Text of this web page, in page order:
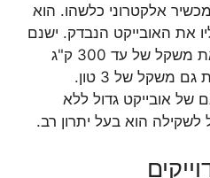
אלקטרוני כלשהו. הוא
את האובייקט הנבדק. ישנם
משקלי תליה היכולים לשאת משקל של עד 300 ק"ג
וישנם כאלה היכולים לשאת גם משקל של 3 טון.
אובייקט גדול ללא
הוא בעל יתרון רב.